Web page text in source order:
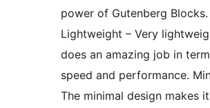
power of Gutenberg Blocks.
Lightweight – Very
does an amazing job in
speed and performance.
The minimal design makes it